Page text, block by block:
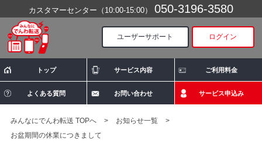
カスタマーセンター（10:00-15:00） 050-3196-3580
ログイン
ユーザーサポート
トップ サービス内容 ご利用料金
よくある質問 お問い合わせ サービス申込み
みんなにでんわ転送 TOPへ > お知らせ一覧
>
お盆期間の休業につきまして